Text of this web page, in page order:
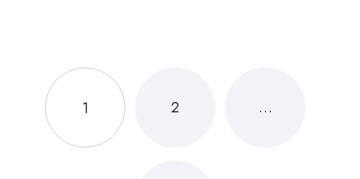
1 2 …